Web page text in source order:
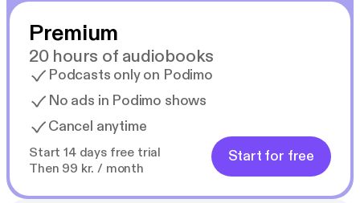
Premium
20 hours of audiobooks
Podcasts only on Podimo
No ads in Podimo shows
Cancel anytime
Start 14 days free trial
Then 99 kr. / month
Start for free